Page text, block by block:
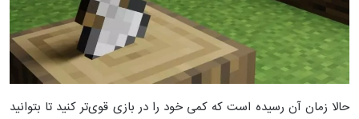
حالا زمان آن رسیده است که کمی خود را در بازی قوی‌تر کنید تا بتوانید